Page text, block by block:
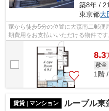
築8年 /
東京都大
家から徒歩5分の位置に大森南二郵便
期費用をお支払いいただける物件で
年築の物件となっており、一押しです
8.3
敷金
1階
賃貸 | マンション ルーブル東